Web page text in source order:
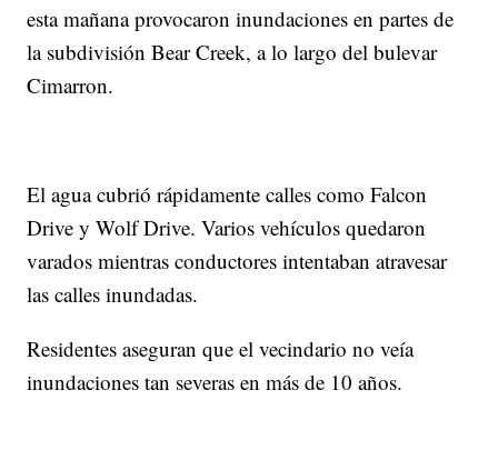
esta mañana provocaron inundaciones en partes de
la subdivisión Bear Creek, a lo largo del bulevar
Cimarron.
El agua cubrió rápidamente calles como Falcon
Drive y Wolf Drive. Varios vehículos quedaron
varados mientras conductores intentaban atravesar
las calles inundadas.
Residentes aseguran que el vecindario no veía
inundaciones tan severas en más de 10 años.